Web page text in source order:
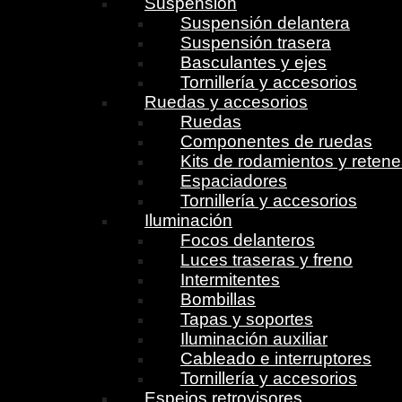
Suspensión delantera
Suspensión trasera
Basculantes y ejes
Tornillería y accesorios
Ruedas y accesorios
Ruedas
Componentes de ruedas
Kits de rodamientos y
Espaciadores
Tornillería y accesorios
Iluminación
Focos delanteros
Luces traseras y freno
Intermitentes
Bombillas
Tapas y soportes
Iluminación auxiliar
Cableado e interruptores
Tornillería y accesorios
Espejos retrovisores